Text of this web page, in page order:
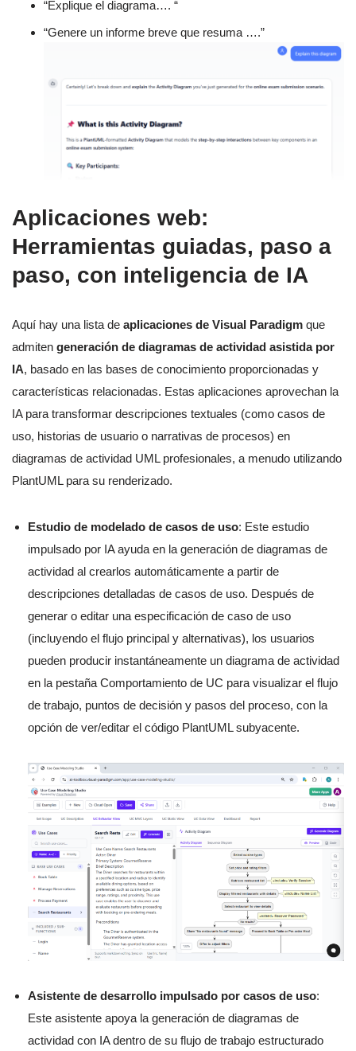
“Explique el diagrama…. “
“Genere un informe breve que resuma ….”
Aplicaciones web:
Herramientas guiadas, paso a
paso, con inteligencia de IA
Aquí hay una lista de aplicaciones de Visual Paradigm que
admiten generación de diagramas de actividad asistida por
IA, basado en las bases de conocimiento proporcionadas y
características relacionadas. Estas aplicaciones aprovechan la
IA para transformar descripciones textuales (como casos de
uso, historias de usuario o narrativas de procesos) en
diagramas de actividad UML profesionales, a menudo utilizando
PlantUML para su renderizado.
Estudio de modelado de casos de uso: Este estudio
impulsado por IA ayuda en la generación de diagramas de
actividad al crearlos automáticamente a partir de
descripciones detalladas de casos de uso. Después de
generar o editar una especificación de caso de uso
(incluyendo el flujo principal y alternativas), los usuarios
pueden producir instantáneamente un diagrama de actividad
en la pestaña Comportamiento de UC para visualizar el flujo
de trabajo, puntos de decisión y pasos del proceso, con la
opción de ver/editar el código PlantUML subyacente.
Asistente de desarrollo impulsado por casos de uso:
Este asistente apoya la generación de diagramas de
actividad con IA dentro de su flujo de trabajo estructurado